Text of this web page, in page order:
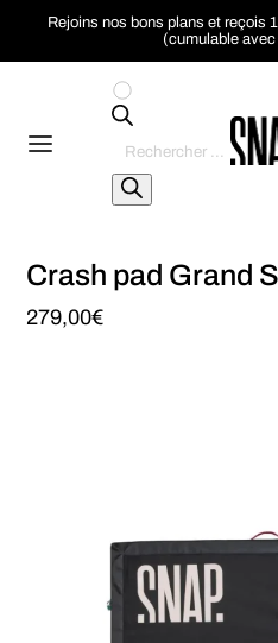
Rejoins nos bons plans et reçois
(cumulable
de
produits
Crash pad Grand
279,00€